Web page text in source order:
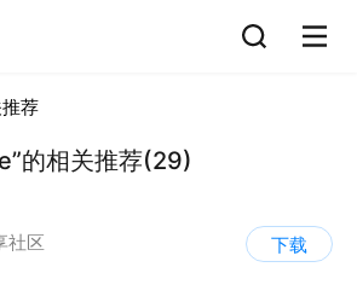
荐
的相关推荐(29)
社区
下载